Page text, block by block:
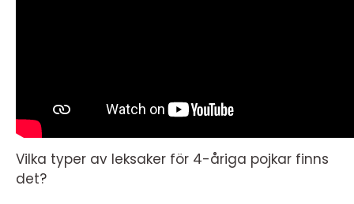
Vilka typer av leksaker för 4-åriga pojkar finns
det?